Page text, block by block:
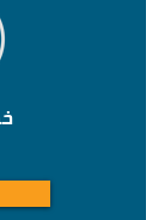
خدمات ما قبل